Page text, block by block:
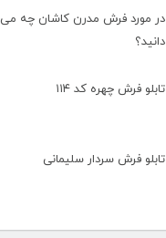
در مورد فرش مدرن کاشان چه می
دانید؟
تابلو فرش چهره کد ۱۱۴
تابلو فرش سردار سلیمانی